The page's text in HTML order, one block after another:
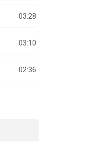
03:28
03:10
02:36